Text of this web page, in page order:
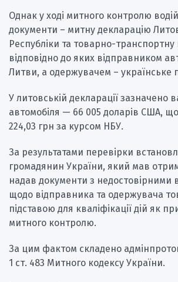
Однак у ході митного контролю
документи – митну декларацію
Республіки та товарно-транспортну
відповідно до яких відправником
Литви, а одержувачем – українське
У литовській декларації зазначено
автомобіля — 66 005 доларів США,
224,03 грн за курсом НБУ.
За результатами перевірки
громадянин України, який мав
надав документи з недостовірними
щодо відправника та одержувача
підставою для кваліфікації дій як
митного контролю.
За цим фактом складено
1 ст. 483 Митного кодексу України.